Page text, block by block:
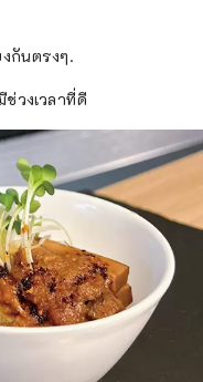
กันตรงๆ.
วงเวลาที่ดี